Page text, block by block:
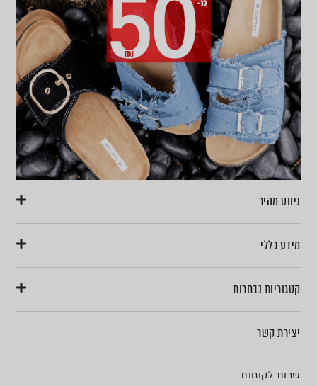
ניווט מהיר
מידע כללי
קטגוריות נבחרות
יצירת קשר
שרות לקוחות